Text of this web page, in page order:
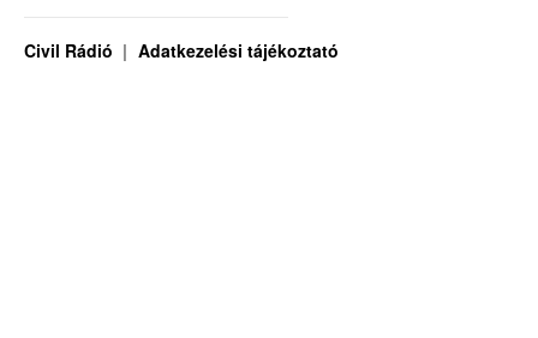
Civil Rádió Adatkezelési tájékoztató